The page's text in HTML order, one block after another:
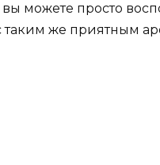
можете просто
же приятным